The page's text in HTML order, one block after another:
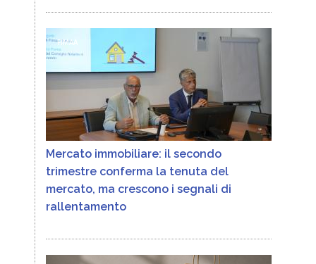
FIMAA
Mercato immobiliare: il secondo
trimestre conferma la tenuta del
mercato, ma crescono i segnali di
rallentamento